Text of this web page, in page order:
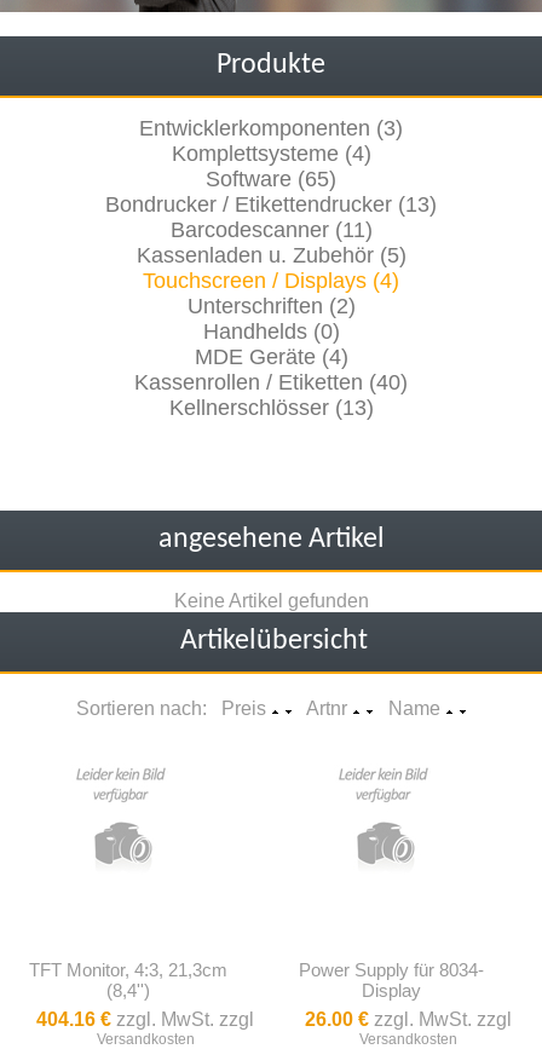
Produkte
Entwicklerkomponenten (3)
Komplettsysteme (4)
Software (65)
Bondrucker / Etikettendrucker (13)
Barcodescanner (11)
Kassenladen u. Zubehör (5)
Touchscreen / Displays (4)
Unterschriften (2)
Handhelds (0)
MDE Geräte (4)
Kassenrollen / Etiketten (40)
Kellnerschlösser (13)
angesehene Artikel
Keine Artikel gefunden
Artikelübersicht
Sortieren nach: Preis Artnr Name
TFT Monitor, 4:3, 21,3cm
(8,4'')
404.16 € zzgl. MwSt. zzgl
Versandkosten
Power Supply für 8034-
Display
26.00 € zzgl. MwSt. zzgl
Versandkosten